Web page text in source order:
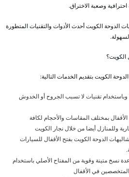
احترافية وصعبة الاختراق.
الدوحة الكويت أحدث الأدوات والتقنيات المتطورة
الكويت؟
الكويت بتقديم الخدمات التالية:
تقنيات لا تسبب الجروح أو الخدوش
بمختلف المقاسات والأحجام لكافة
وللمنازل أيضا من خلال نجار الكويت
الدوحة الكويت بفتح الأقفال للسيارات
نسخ متينة وقوية من المفتاح الأصلي باستخدام
في الأقفال